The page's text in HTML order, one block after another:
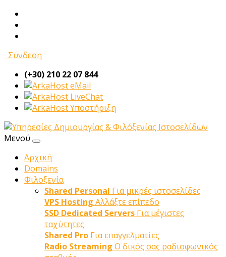
Σύνδεση
(+30) 210 22 07 844
eMail
LiveChat
Υποστήριξη
Μενού
Αρχική
Domains
Φιλοξενία
Shared Personal Για μικρές ιστοσελίδες
VPS Hosting Αλλάξτε επίπεδο
SSD Dedicated Servers Για μέγιστες
ταχύτητες
Shared Pro Για επαγγελματίες
Radio Streaming Ο δικός σας ραδιοφωνικός